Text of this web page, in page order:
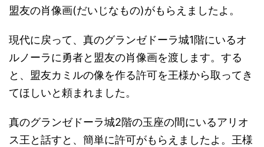
盟友の肖像画(だいじなもの)がもらえましたよ。
現代に戻って、真のグランゼドーラ城1階にいるオ
ルノーラに勇者と盟友の肖像画を渡します。する
と、盟友カミルの像を作る許可を王様から取ってき
てほしいと頼まれました。
真のグランゼドーラ城2階の玉座の間にいるアリオ
ス王と話すと、簡単に許可がもらえましたよ。王様